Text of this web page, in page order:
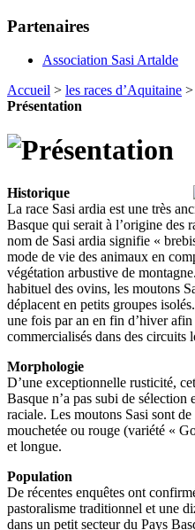
Partenaires
Association Sasi Artalde
Accueil > les races d’Aquitaine >
Présentation
Historique
La race Sasi ardia est une très
Basque qui serait à l’origine des
nom de Sasi ardia signifie «
mode de vie des animaux en
végétation arbustive de
habituel des ovins, les moutons
déplacent en petits groupes
une fois par an en fin d’hiver
commercialisés dans des circuits
Morphologie
D’une exceptionnelle rusticité,
Basque n’a pas subi de sélection
raciale. Les moutons Sasi sont
mouchetée ou rouge (variété «
et longue.
Population
De récentes enquêtes ont
pastoralisme traditionnel et une
dans un petit secteur du Pays